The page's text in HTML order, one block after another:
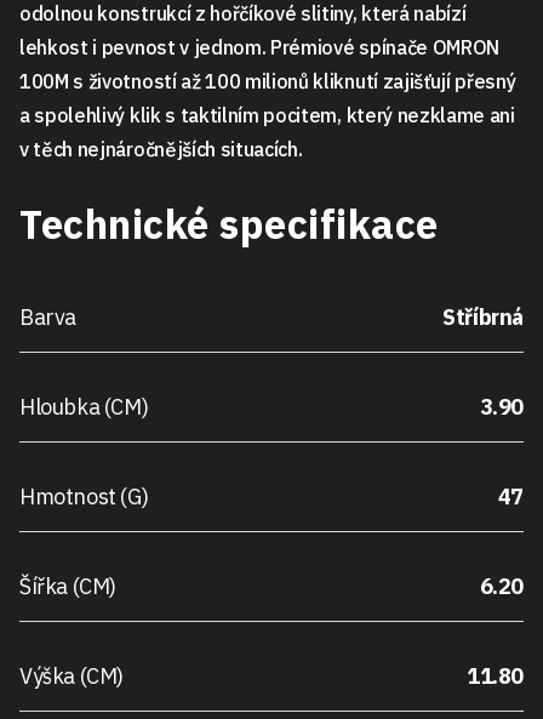
odolnou konstrukcí z hořčíkové slitiny, která nabízí
lehkost i pevnost v jednom. Prémiové spínače OMRON
100M s životností až 100 milionů kliknutí zajišťují přesný
a spolehlivý klik s taktilním pocitem, který nezklame ani
v těch nejnáročnějších situacích.
Technické specifikace
Barva Stříbrná
Hloubka (CM) 3.90
Hmotnost (G) 47
Šířka (CM) 6.20
Výška (CM) 11.80